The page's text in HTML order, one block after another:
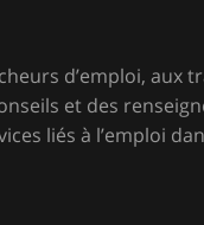
d’emploi, aux
et des
liés à l’emploi